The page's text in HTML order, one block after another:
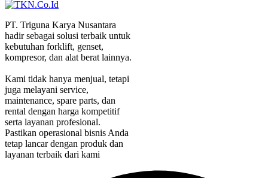
PT. Triguna Karya Nusantara
hadir sebagai solusi terbaik untuk
kebutuhan forklift, genset,
kompresor, dan alat berat lainnya.
Kami tidak hanya menjual, tetapi
juga melayani service,
maintenance, spare parts, dan
rental dengan harga kompetitif
serta layanan profesional.
Pastikan operasional bisnis Anda
tetap lancar dengan produk dan
layanan terbaik dari kami